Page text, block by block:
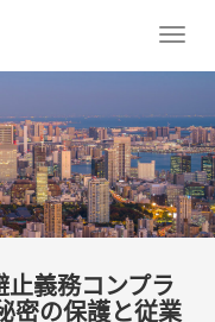
義務コンプラ
密の保護と従業